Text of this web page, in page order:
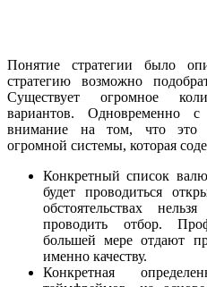
Понятие стратегии было
стратегию возможно
Существует огромное
вариантов. Одновременно
внимание на том, что это
огромной системы, которая
Конкретный список
будет проводиться
обстоятельствах
проводить отбор.
большей мере отдают
именно качеству.
Конкретная